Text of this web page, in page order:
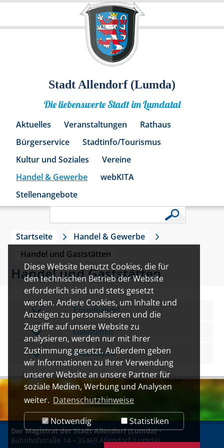
Diese Website benutzt Cookies, die für
den technischen Betrieb der Website
erforderlich sind und stets gesetzt
werden. Andere Cookies, um Inhalte und
Anzeigen zu personalisieren und die
Zugriffe auf unsere Website zu
analysieren, werden nur mit Ihrer
Zustimmung gesetzt. Außerdem geben
wir Informationen zu Ihrer Verwendung
unserer Website an unsere Partner für
soziale Medien, Werbung und Analysen
weiter. Datenschutzhinweise
Notwendig
Statistiken
Stadt Allendorf (Lumda)
Die liebenswerte Stadt im Lumdatal
Aktuelles Veranstaltungen
Rathaus
Bürgerservice
Stadtinfo/Tourismus
Kultur und Soziales
Vereine
Handel & Gewerbe
webKITA
Stellenangebote
Startseite
Handel & Gewerbe
Handel und Gaststätten
Handel und Gaststätten
Einzelhandel
Gaststätten
Unterkünfte
Der Magistrat der Stadt Allendorf (Lumda)•
Bahnhofstraße 14 • 35469 Allendorf (Lumda)